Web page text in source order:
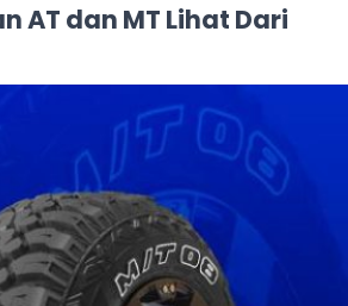
AT dan MT Lihat Dari